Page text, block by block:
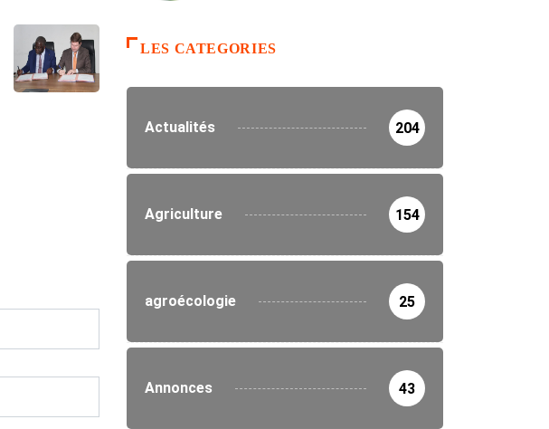
LES CATEGORIES
Actualités 204
Agriculture 154
agroécologie 25
Annonces 43